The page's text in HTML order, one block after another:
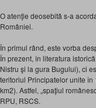
O atenţie deosebită s-a
României.
În primul rând, este vorba
În prezent, în literatura
Nistru şi la gura Bugului), ci
teritoriul Principatelor unite în
km2). Astfel, „spaţiul
RPU, RSCS.